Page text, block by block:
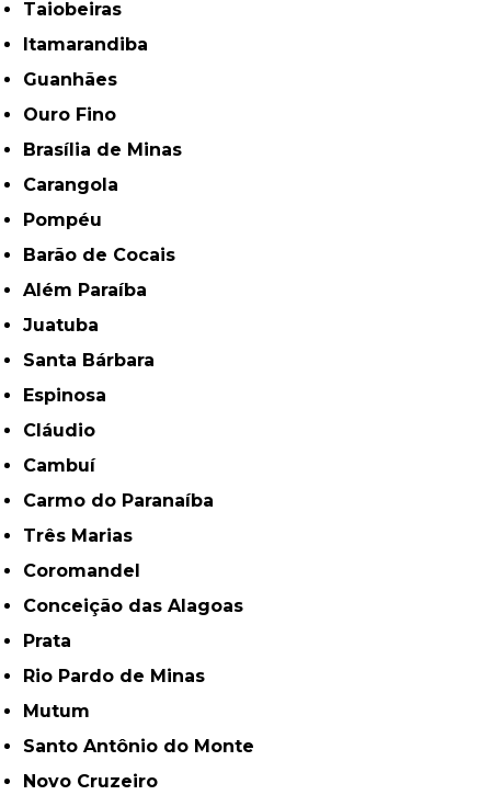
Taiobeiras
Itamarandiba
Guanhães
Ouro Fino
Brasília de Minas
Carangola
Pompéu
Barão de Cocais
Além Paraíba
Juatuba
Santa Bárbara
Espinosa
Cláudio
Cambuí
Carmo do Paranaíba
Três Marias
Coromandel
Conceição das Alagoas
Prata
Rio Pardo de Minas
Mutum
Santo Antônio do Monte
Novo Cruzeiro